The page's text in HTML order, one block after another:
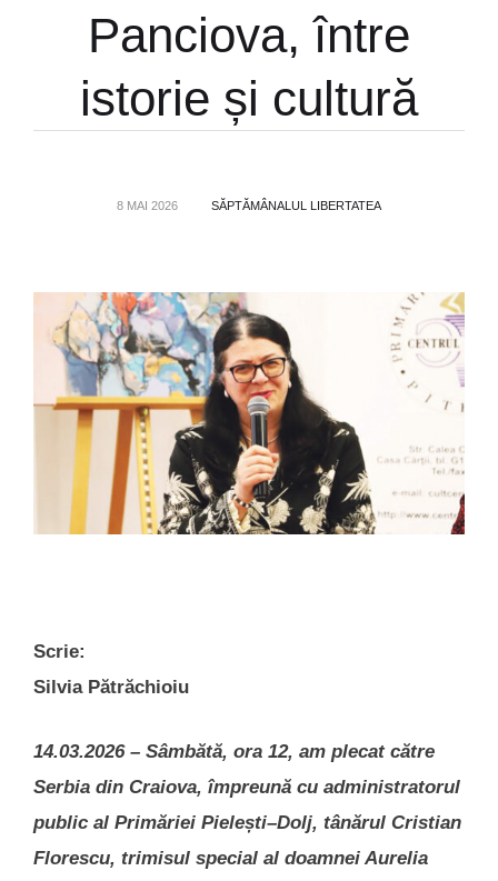
Panciova, între
istorie și cultură
8 MAI 2026 SĂPTĂMÂNALUL LIBERTATEA
Scrie:
Silvia Pătrăchioiu
14.03.2026 – Sâmbătă, ora 12, am plecat către
Serbia din Craiova, împreună cu administratorul
public al Primăriei Pielești–Dolj, tânărul Cristian
Florescu, trimisul special al doamnei Aurelia